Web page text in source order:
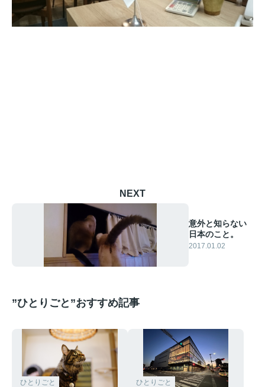
NEXT
意外と知らない
日本のこと。
2017.01.02
”ひとりごと”おすすめ記事
ひとりごと ひとりごと